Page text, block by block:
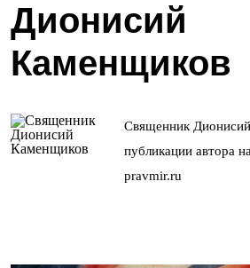
Дионисий
Каменщиков
Священник
публикации автора
pravmir.ru